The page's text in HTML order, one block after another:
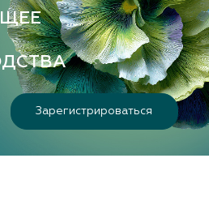
Зарегистрироваться